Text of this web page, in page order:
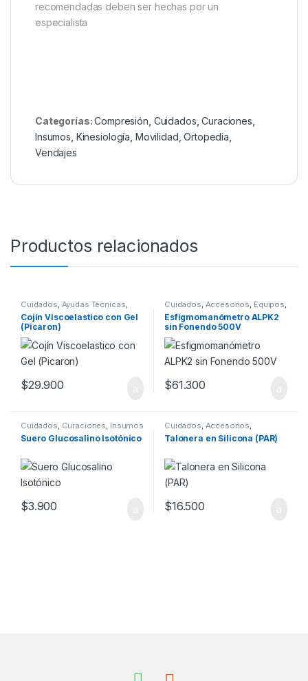
recomendadas deben ser hechas por un
especialista
Categorías:Compresión Cuidados ,Curaciones
Insumos Kinesiología Movilidad ,Ortopedia
Vendajes
Productos relacionados
Cuidados, Ayudas Técnicas,
Ortopedia
Cojín Viscoelastico con Gel
(Picaron)
$29.900
Cuidados, Accesorios, Equipos,
Insumos Ortopedia
Esfigmomanómetro ALPK2
sin Fonendo 500V
$61.300
Cuidados Curaciones Insumos
Suero Glucosalino Isotónico
$3.900
Cuidados Accesorios
Ortopedia,
Talonera en Silicona (PAR)
$16.500